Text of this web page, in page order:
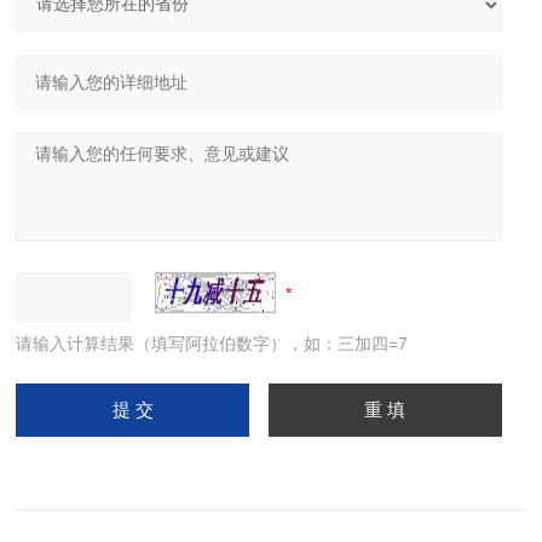
请输入计算结果（填写阿拉伯数字），如：三加四=7